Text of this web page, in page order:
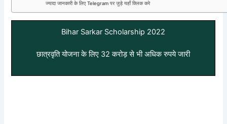
ज्यादा जानकारी के लिए Telegram पर जुड़े यहाँ क्लिक करे
Bihar Sarkar Scholarship 2022
छात्रवृति योजना के लिए 32 करोड़ से भी अधिक रुपये जारी